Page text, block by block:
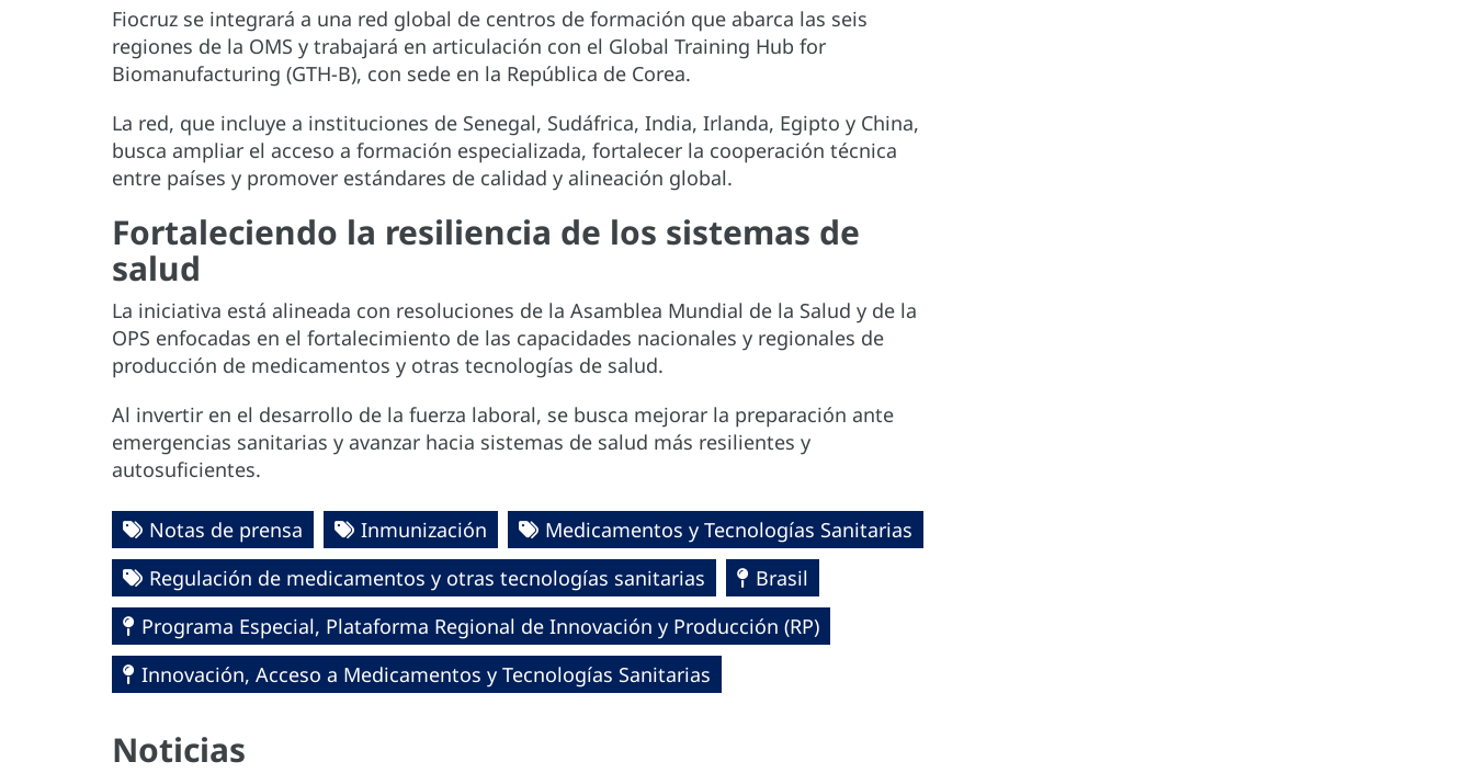
Fiocruz se integrará a una red global de centros de formación que abarca las seis
regiones de la OMS y trabajará en articulación con el Global Training Hub for
Biomanufacturing (GTH-B), con sede en la República de Corea.
La red, que incluye a instituciones de Senegal, Sudáfrica, India, Irlanda, Egipto y China,
busca ampliar el acceso a formación especializada, fortalecer la cooperación técnica
entre países y promover estándares de calidad y alineación global.
Fortaleciendo la resiliencia de los sistemas de
salud
La iniciativa está alineada con resoluciones de la Asamblea Mundial de la Salud y de la
OPS enfocadas en el fortalecimiento de las capacidades nacionales y regionales de
producción de medicamentos y otras tecnologías de salud.
Al invertir en el desarrollo de la fuerza laboral, se busca mejorar la preparación ante
emergencias sanitarias y avanzar hacia sistemas de salud más resilientes y
autosuficientes.
Notas de prensa Inmunización
Medicamentos y Tecnologías Sanitarias
Regulación de medicamentos y otras tecnologías sanitarias
Brasil
Programa Especial, Plataforma Regional de Innovación y Producción (RP)
Innovación, Acceso a Medicamentos y Tecnologías Sanitarias
Noticias